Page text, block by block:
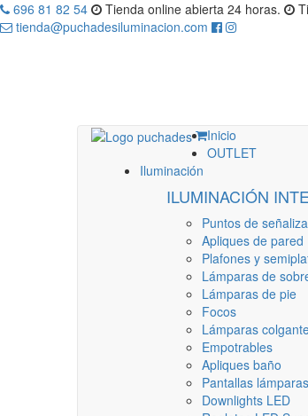
696 81 82 54 Tienda online abierta 24 horas.
tienda@puchadesiluminacion.com
Inicio
OUTLET
Iluminación
ILUMINACIÓN
Puntos de
Apliques de pared
Plafones y
Lámparas de
Lámparas de pie
Focos
Lámparas
Empotrables
Apliques baño
Pantallas lámparas
Downlights LED